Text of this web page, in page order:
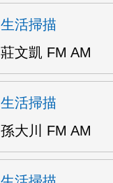
生活掃描
莊文凱 FM AM
生活掃描
孫大川 FM AM